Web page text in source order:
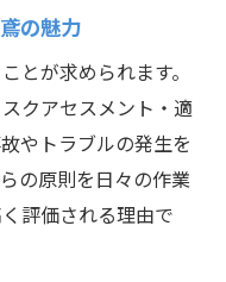
の魅力
とが求められます。
クアセスメント・適
やトラブルの発生を
の原則を日々の作業
評価される理由で